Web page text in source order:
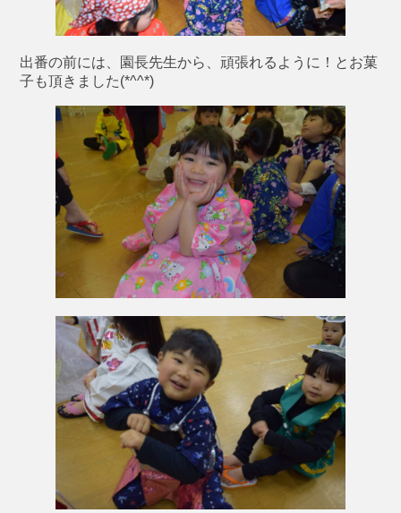
出番の前には、園長先生から、頑張れるように！とお菓
子も頂きました(*^^*)